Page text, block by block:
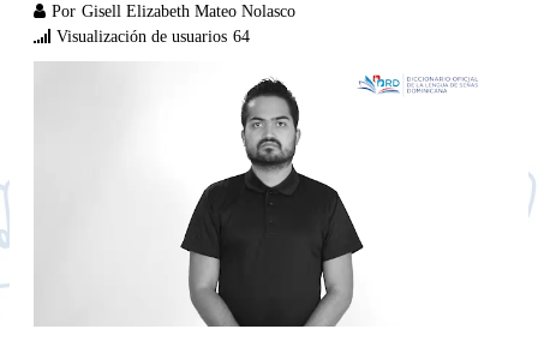
Por Gisell Elizabeth Mateo Nolasco
Visualización de usuarios 64